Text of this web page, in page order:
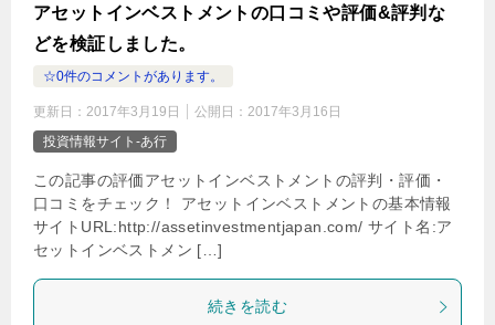
アセットインベストメントの口コミや評価&評判な
どを検証しました。
☆0件のコメントがあります。
更新日： 2017年3月19日 公開日： 2017年3月16日
投資情報サイト-あ行
この記事の評価アセットインベストメントの評判・評価・
口コミをチェック！ アセットインベストメントの基本情報
サイトURL:http://assetinvestmentjapan.com/ サイト名:ア
セットインベストメン […]
続きを読む